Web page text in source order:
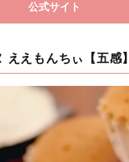
公式サイト
えもんちぃ【五感】